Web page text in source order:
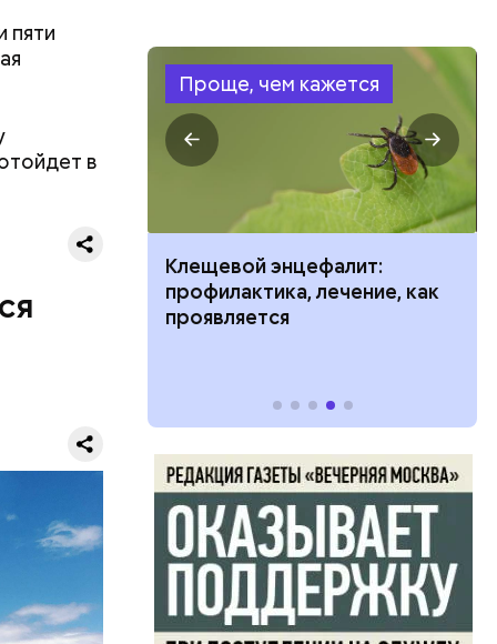
пяти
в
а в
ТАСС
Проще, чем кажется
Клещевой энцефалит:
профилактика, лечение, как
проявляется